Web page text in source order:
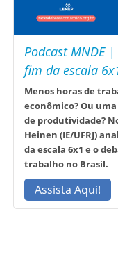
Podcast MNDE
fim da escala
Menos horas de
econômico? Ou
de produtividade?
Heinen (IE/UFRJ)
da escala 6x1 e o
trabalho no Brasil.
Assista Aqui!